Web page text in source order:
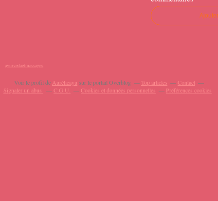
ayurvedaetmassages
Voir le profil de Aurélieayu sur le portail Overblog Top articles
Contact
Signaler un abus
C.G.U. Cookies et données personnelles Préférences cookies